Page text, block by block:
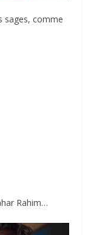
sages, comme
Rahim…